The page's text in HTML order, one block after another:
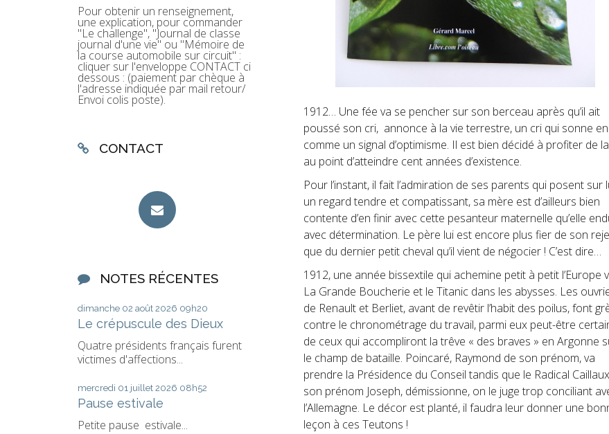
Pour obtenir un renseignement,
une explication, pour commander
"Le challenge", "Journal de classe
journal d'une vie" ou "Mémoire de
la course automobile sur circuit" :
cliquer sur l'enveloppe CONTACT ci
dessous : (paiement par chèque à
l'adresse indiquée par mail retour/
Envoi colis poste).
CONTACT
NOTES RÉCENTES
dimanche 02 août 2026 09h20
Le crépuscule des Dieux
Quatre présidents français furent
victimes d'affections...
mercredi 01 juillet 2026 08h52
Pause estivale
Petite pause estivale...
1912… Une fée va se pencher sur son berceau après qu’il ait
poussé son cri, annonce à la vie terrestre, un cri qui sonne
comme un signal d’optimisme. Il est bien décidé à profiter de
au point d’atteindre cent années d’existence.
Pour l’instant, il fait l’admiration de ses parents qui posent sur
un regard tendre et compatissant, sa mère est d’ailleurs bien
contente d’en finir avec cette pesanteur maternelle qu’elle
avec détermination. Le père lui est encore plus fier de son
que du dernier petit cheval qu’il vient de négocier ! C’est dire…
1912, une année bissextile qui achemine petit à petit l’Europe
La Grande Boucherie et le Titanic dans les abysses. Les
de Renault et Berliet, avant de revêtir l’habit des poilus, font
contre le chronométrage du travail, parmi eux peut-être
de ceux qui accompliront la trêve « des braves » en Argonne
le champ de bataille. Poincaré, Raymond de son prénom, va
prendre la Présidence du Conseil tandis que le Radical
son prénom Joseph, démissionne, on le juge trop conciliant
l’Allemagne. Le décor est planté, il faudra leur donner une
leçon à ces Teutons !